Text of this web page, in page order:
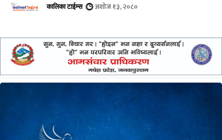
कालिका टाईम्स अशोज १३, २०८०